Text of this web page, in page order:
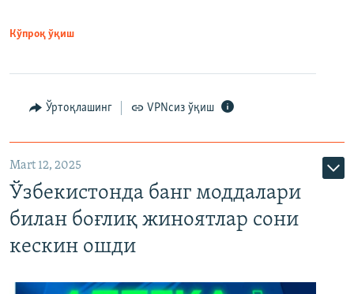
Кўпроқ ўқиш
Ўртоқлашинг VPNсиз ўқиш
Mart 12, 2025
Ўзбекистонда банг моддалари
билан боғлиқ жиноятлар сони
кескин ошди